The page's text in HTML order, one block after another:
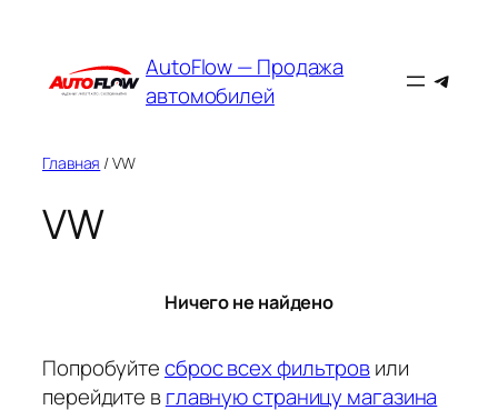
содержимомуAutoFlow — Продажа
автомобилей
Главная / VW
VW
Ничего не найдено
Попробуйтесброс всех фильтровили
перейдите вглавную страницу магазина